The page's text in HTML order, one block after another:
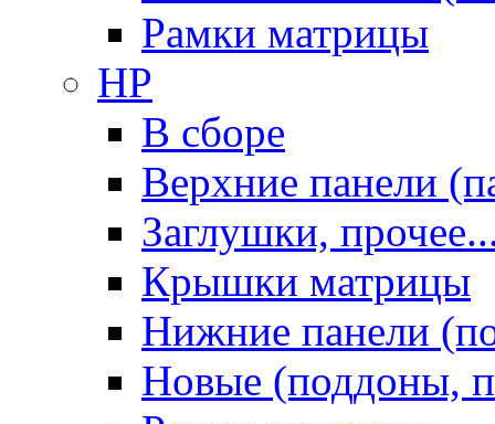
Рамки матрицы
HP
В сборе
Верхние панели
Заглушки,
Крышки матрицы
Нижние панели
Новые (поддоны,